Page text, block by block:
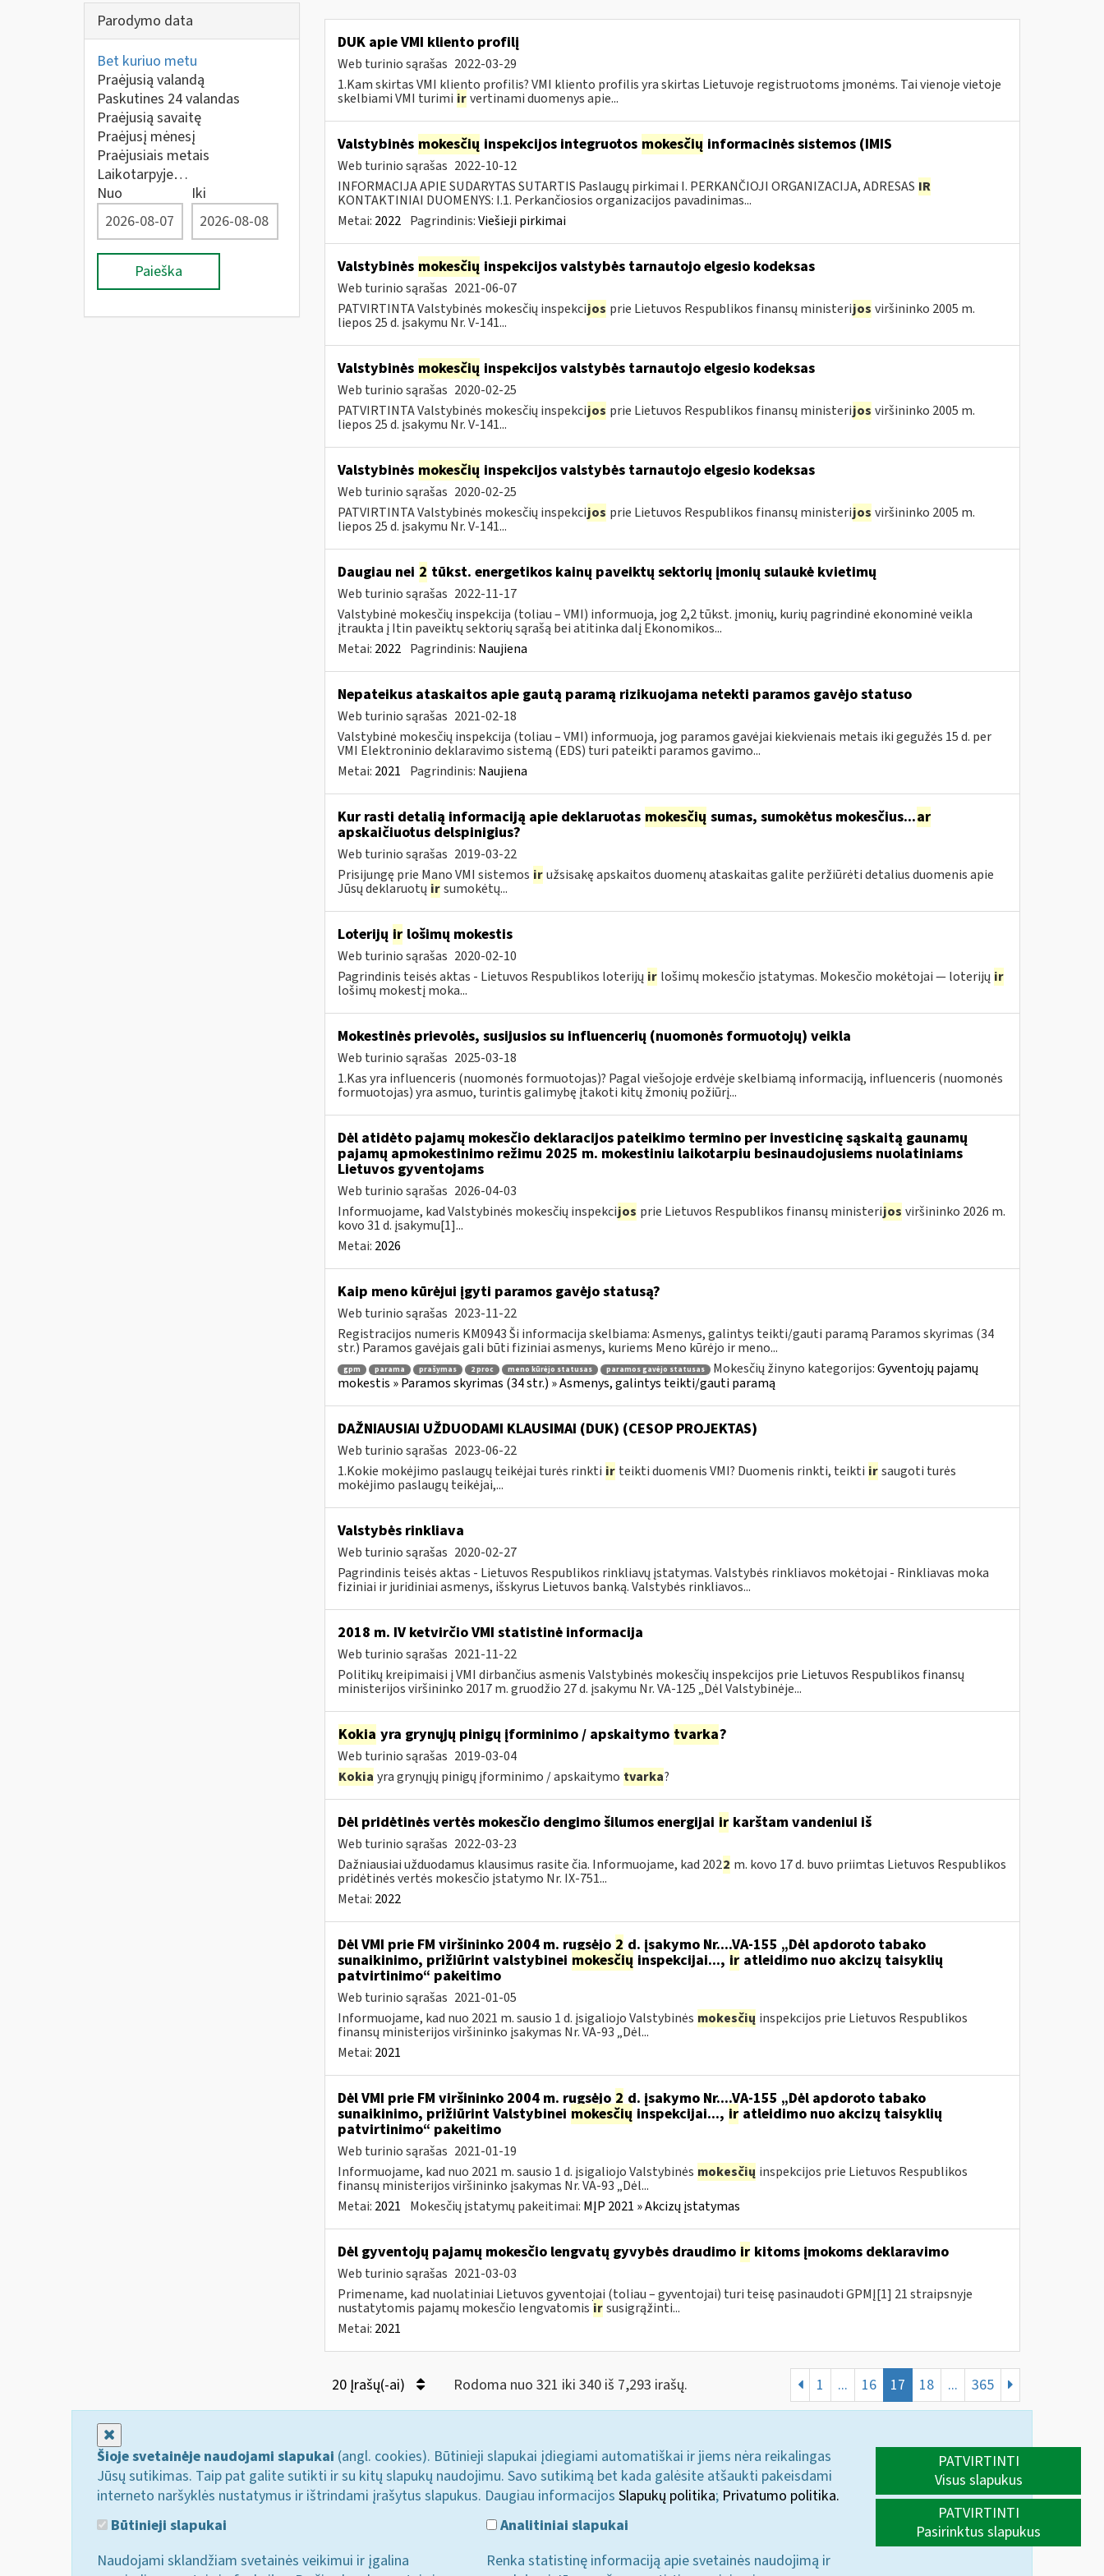
Parodymo data
Bet kuriuo metu
Praėjusią valandą
Paskutines 24 valandas
Praėjusią savaitę
Praėjusį mėnesį
Praėjusiais metais
Laikotarpyje…
Nuo
Iki
Paieška
DUK apie VMI kliento profilį
Web turinio sąrašas 2022-03-29
1.Kam skirtas VMI kliento profilis? VMI kliento profilis yra skirtas Lietuvoje registruotoms įmonėms. Tai vienoje vietoje
skelbiami VMI turimi ir vertinami duomenys apie...
Valstybinės mokesčių inspekcijos integruotos mokesčių informacinės sistemos (IMIS
Web turinio sąrašas 2022-10-12
INFORMACIJA APIE SUDARYTAS SUTARTIS Paslaugų pirkimai I. PERKANČIOJI ORGANIZACIJA, ADRESAS IR
KONTAKTINIAI DUOMENYS: I.1. Perkančiosios organizacijos pavadinimas...
Metai: 2022 Pagrindinis:Viešieji pirkimai
Valstybinės mokesčių inspekcijos valstybės tarnautojo elgesio kodeksas
Web turinio sąrašas 2021-06-07
PATVIRTINTA Valstybinės mokesčių inspekcijos prie Lietuvos Respublikos finansų ministerijos viršininko 2005 m.
liepos 25 d. įsakymu Nr. V-141...
Valstybinės mokesčių inspekcijos valstybės tarnautojo elgesio kodeksas
Web turinio sąrašas 2020-02-25
PATVIRTINTA Valstybinės mokesčių inspekcijos prie Lietuvos Respublikos finansų ministerijos viršininko 2005 m.
liepos 25 d. įsakymu Nr. V-141...
Valstybinės mokesčių inspekcijos valstybės tarnautojo elgesio kodeksas
Web turinio sąrašas 2020-02-25
PATVIRTINTA Valstybinės mokesčių inspekcijos prie Lietuvos Respublikos finansų ministerijos viršininko 2005 m.
liepos 25 d. įsakymu Nr. V-141...
Daugiau nei 2 tūkst. energetikos kainų paveiktų sektorių įmonių sulaukė kvietimų
Web turinio sąrašas 2022-11-17
Valstybinė mokesčių inspekcija (toliau – VMI) informuoja, jog 2,2 tūkst. įmonių, kurių pagrindinė ekonominė veikla
įtraukta į Itin paveiktų sektorių sąrašą bei atitinka dalį Ekonomikos...
Metai: 2022 Pagrindinis: Naujiena
Nepateikus ataskaitos apie gautą paramą rizikuojama netekti paramos gavėjo statuso
Web turinio sąrašas 2021-02-18
Valstybinė mokesčių inspekcija (toliau – VMI) informuoja, jog paramos gavėjai kiekvienais metais iki gegužės 15 d. per
VMI Elektroninio deklaravimo sistemą (EDS) turi pateikti paramos gavimo...
Metai: 2021 Pagrindinis: Naujiena
Kur rasti detalią informaciją apie deklaruotas mokesčių sumas, sumokėtus mokesčius...ar
apskaičiuotus delspinigius?
Web turinio sąrašas 2019-03-22
Prisijungę prie Mano VMI sistemos ir užsisakę apskaitos duomenų ataskaitas galite peržiūrėti detalius duomenis apie
Jūsų deklaruotų ir sumokėtų...
Loterijų irlošimų mokestis
Web turinio sąrašas 2020-02-10
Pagrindinis teisės aktas - Lietuvos Respublikos loterijų ir lošimų mokesčio įstatymas. Mokesčio mokėtojai — loterijų ir
lošimų mokestį moka...
Mokestinės prievolės, susijusios su influencerių (nuomonės formuotojų) veikla
Web turinio sąrašas 2025-03-18
1.Kas yra influenceris (nuomonės formuotojas)? Pagal viešojoje erdvėje skelbiamą informaciją, influenceris (nuomonės
formuotojas) yra asmuo, turintis galimybę įtakoti kitų žmonių požiūrį...
Dėl atidėto pajamų mokesčio deklaracijos pateikimo termino per investicinę sąskaitą gaunamų
pajamų apmokestinimo režimu 2025 m. mokestiniu laikotarpiu besinaudojusiems nuolatiniams
Lietuvos gyventojams
Web turinio sąrašas 2026-04-03
Informuojame, kad Valstybinės mokesčių inspekcijos prie Lietuvos Respublikos finansų ministerijos viršininko 2026 m.
kovo 31 d. įsakymu[1]...
Metai: 2026
Kaip meno kūrėjui įgyti paramos gavėjo statusą?
Web turinio sąrašas 2023-11-22
Registracijos numeris KM0943 Ši informacija skelbiama: Asmenys, galintys teikti/gauti paramą Paramos skyrimas (34
str.) Paramos gavėjais gali būti fiziniai asmenys, kuriems Meno kūrėjo ir meno...
gpm parama prašymas 2 proc meno kūrėjo statusas paramos gavėjo statusas Mokesčių žinyno kategorijos:Gyventojų pajamų
mokestis » Paramos skyrimas (34 str.) » Asmenys, galintys teikti/gauti paramą
DAŽNIAUSIAI UŽDUODAMI KLAUSIMAI (DUK) (CESOP PROJEKTAS)
Web turinio sąrašas 2023-06-22
1.Kokie mokėjimo paslaugų teikėjai turės rinkti ir teikti duomenis VMI? Duomenis rinkti, teikti ir saugoti turės
mokėjimo paslaugų teikėjai,...
Valstybės rinkliava
Web turinio sąrašas 2020-02-27
Pagrindinis teisės aktas - Lietuvos Respublikos rinkliavų įstatymas. Valstybės rinkliavos mokėtojai - Rinkliavas moka
fiziniai ir juridiniai asmenys, išskyrus Lietuvos banką. Valstybės rinkliavos...
2018 m. IV ketvirčio VMI statistinė informacija
Web turinio sąrašas 2021-11-22
Politikų kreipimaisi į VMI dirbančius asmenis Valstybinės mokesčių inspekcijos prie Lietuvos Respublikos finansų
ministerijos viršininko 2017 m. gruodžio 27 d. įsakymu Nr. VA-125 „Dėl Valstybinėje...
Kokia yra grynųjų pinigų įforminimo / apskaitymo tvarka?
Web turinio sąrašas 2019-03-04
Kokia yra grynųjų pinigų įforminimo / apskaitymo tvarka?
Dėl pridėtinės vertės mokesčio dengimo šilumos energijai irkarštam vandeniui iš
Web turinio sąrašas 2022-03-23
Dažniausiai užduodamus klausimus rasite čia. Informuojame, kad 2022 m. kovo 17 d. buvo priimtas Lietuvos Respublikos
pridėtinės vertės mokesčio įstatymo Nr. IX-751...
Metai: 2022
Dėl VMI prie FM viršininko 2004 m. rugsėjo2d. įsakymo Nr....VA-155 „Dėl apdoroto tabako
sunaikinimo, prižiūrint valstybinei mokesčių inspekcijai..., iratleidimo nuo akcizų taisyklių
patvirtinimo“ pakeitimo
Web turinio sąrašas 2021-01-05
Informuojame, kad nuo 2021 m. sausio 1 d. įsigaliojo Valstybinės mokesčių inspekcijos prie Lietuvos Respublikos
finansų ministerijos viršininko įsakymas Nr. VA-93 „Dėl...
Metai: 2021
Dėl VMI prie FM viršininko 2004 m. rugsėjo2d. įsakymo Nr....VA-155 „Dėl apdoroto tabako
sunaikinimo, prižiūrint Valstybinei mokesčių inspekcijai..., iratleidimo nuo akcizų taisyklių
patvirtinimo“ pakeitimo
Web turinio sąrašas 2021-01-19
Informuojame, kad nuo 2021 m. sausio 1 d. įsigaliojo Valstybinės mokesčių inspekcijos prie Lietuvos Respublikos
finansų ministerijos viršininko įsakymas Nr. VA-93 „Dėl...
Metai: 2021 Mokesčių įstatymų pakeitimai: MĮP 2021 » Akcizų įstatymas
Dėl gyventojų pajamų mokesčio lengvatų gyvybės draudimo irkitoms įmokoms deklaravimo
Web turinio sąrašas 2021-03-03
Primename, kad nuolatiniai Lietuvos gyventojai (toliau – gyventojai) turi teisę pasinaudoti GPMĮ[1] 21 straipsnyje
nustatytomis pajamų mokesčio lengvatomis ir susigrąžinti...
Metai: 2021
20 Įrašų(-ai) Rodoma nuo 321 iki 340 iš 7,293 irašų. 1 ... 16 17 18 ... 365
Šioje svetainėje naudojami slapukai (angl. cookies). Būtinieji slapukai įdiegiami automatiškai ir jiems nėra reikalingas
Jūsų sutikimas. Taip pat galite sutikti ir su kitų slapukų naudojimu. Savo sutikimą bet kada galėsite atšaukti pakeisdami
interneto naršyklės nustatymus ir ištrindami įrašytus slapukus. Daugiau informacijos Slapukų politika; Privatumo politika.
Būtinieji slapukai
Naudojami sklandžiam svetainės veikimui ir įgalina
Analitiniai slapukai
Renka statistinę informaciją apie svetainės naudojimą ir
PATVIRTINTI
Visus slapukus
PATVIRTINTI
Pasirinktus slapukus